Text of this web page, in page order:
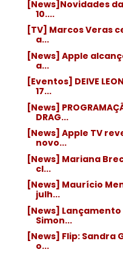
[News]Novidades
10....
[TV] Marcos Veras
a...
[News] Apple
a...
[Eventos] DEIVE
17...
[News]
DRAG...
[News] Apple TV
novo...
[News] Mariana
cl...
[News] Maurício
julh...
[News]
Simon...
[News] Flip: Sandra
o...